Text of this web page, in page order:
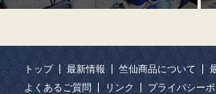
トップ 最新情報 竺仙商品について
よくあるご質問
リンク プライバシー